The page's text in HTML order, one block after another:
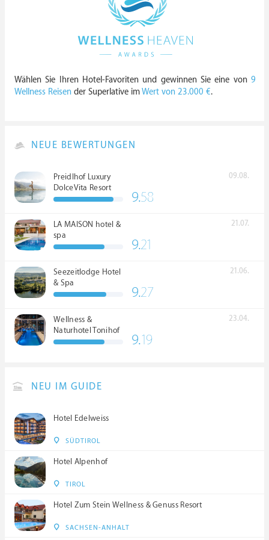
Wählen Sie Ihren Hotel-Favoriten und gewinnen Sie eine von 9
Wellness Reisen der Superlative imWert von 23.000 €.
NEUE BEWERTUNGEN
Preidlhof Luxury
DolceVita Resort
*****
09.08.
9.58
LA MAISON hotel &
spa
21.07.
9.21
Seezeitlodge Hotel
& Spa
21.06.
9.27
Wellness &
Naturhotel Tonihof
****S
23.04.
9.19
NEU IM GUIDE
Hotel Edelweiss
SÜDTIROL
Hotel Alpenhof
TIROL
Hotel Zum Stein Wellness & Genuss Resort
SACHSEN-ANHALT